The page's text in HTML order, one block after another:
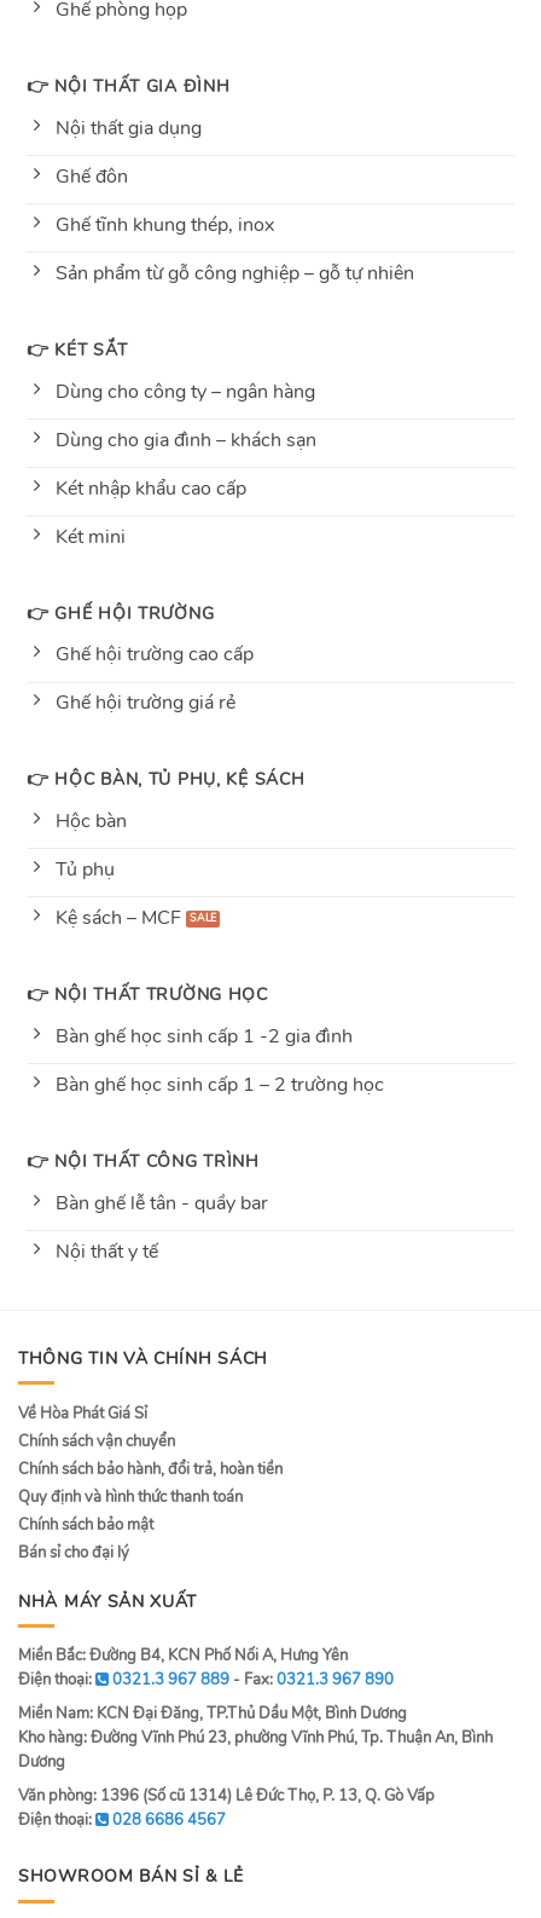
Ghế phòng họp
👉 NỘI THẤT GIA ĐÌNH
Nội thất gia dụng
Ghế đôn
Ghế tĩnh khung thép, inox
Sản phẩm từ gỗ công nghiệp – gỗ tự nhiên
👉 KÉT SẮT
Dùng cho công ty – ngân hàng
Dùng cho gia đình – khách sạn
Két nhập khẩu cao cấp
Két mini
👉 GHẾ HỘI TRƯỜNG
Ghế hội trường cao cấp
Ghế hội trường giá rẻ
👉 HỘC BÀN, TỦ PHỤ, KỆ SÁCH
Hộc bàn
Tủ phụ
Kệ sách – MCF
👉 NỘI THẤT TRƯỜNG HỌC
Bàn ghế học sinh cấp 1 -2 gia đình
Bàn ghế học sinh cấp 1 – 2 trường học
👉 NỘI THẤT CÔNG TRÌNH
Bàn ghế lễ tân - quầy bar
Nội thất y tế
THÔNG TIN VÀ CHÍNH SÁCH
Về Hòa Phát Giá Sỉ
Chính sách vận chuyển
Chính sách bảo hành, đổi trả, hoàn tiền
Quy định và hình thức thanh toán
Chính sách bảo mật
Bán sỉ cho đại lý
NHÀ MÁY SẢN XUẤT
Miền Bắc: Đường B4, KCN Phố Nối A, Hưng Yên
Điện thoại:
0321.3 967 889 - Fax:0321.3 967 890
Miền Nam: KCN Đại Đăng, TP.Thủ Dầu Một, Bình Dương
Kho hàng: Đường Vĩnh Phú 23, phường Vĩnh Phú, Tp. Thuận An, Bình
Dương
Văn phòng: 1396 (Số cũ 1314) Lê Đức Thọ, P. 13, Q. Gò Vấp
Điện thoại:
028 6686 4567
SHOWROOM BÁN SỈ & LẺ